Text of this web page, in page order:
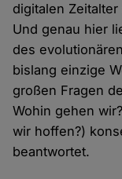
digitalen
Und genau hier
des
bislang einzige
großen Fragen
Wohin gehen
wir hoffen?)
beantwortet.